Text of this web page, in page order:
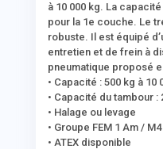
à 10 000 kg. La
pour la 1e couche. Le
robuste. Il est équipé
entretien et de frein à
pneumatique proposé
• Capacité : 500 kg à 10
• Capacité du tambour :
• Halage ou levage
• Groupe FEM 1 Am / M4
• ATEX disponible